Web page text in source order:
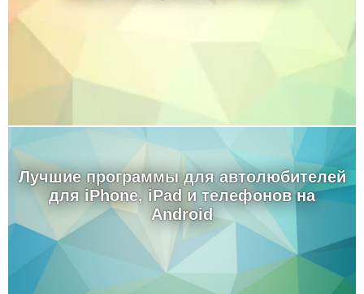
Лучшие программы для автолюбителей
для iPhone, iPad и телефонов на
Android